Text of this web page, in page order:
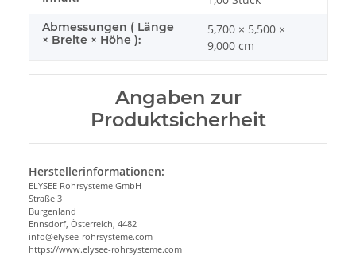
Abmessungen ( Länge
× Breite × Höhe ):
5,700 × 5,500 ×
9,000 cm
Angaben zur
Produktsicherheit
Herstellerinformationen:
ELYSEE Rohrsysteme GmbH
Straße 3
Burgenland
Ennsdorf, Österreich, 4482
info@elysee-rohrsysteme.com
https://www.elysee-rohrsysteme.com